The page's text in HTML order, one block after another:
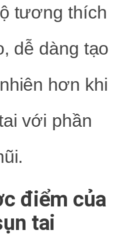
tương thích
dễ dàng tạo
hơn khi
với phần
điểm của
tai